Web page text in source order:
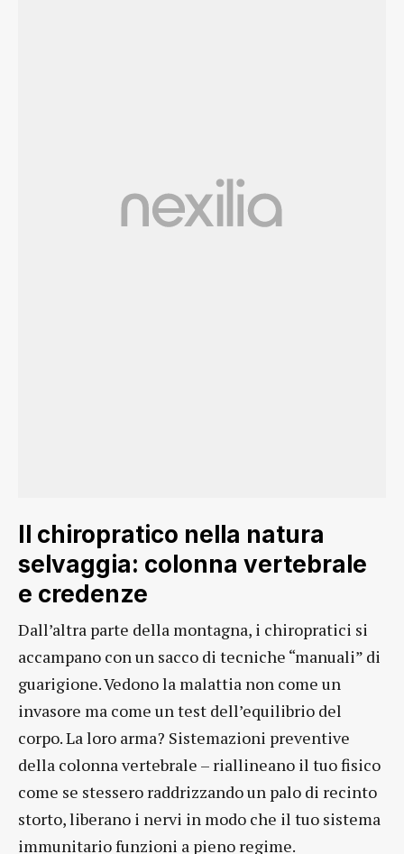
Il chiropratico nella natura
selvaggia: colonna vertebrale
e credenze
Dall’altra parte della montagna, i chiropratici si
accampano con un sacco di tecniche “manuali” di
guarigione. Vedono la malattia non come un
invasore ma come un test dell’equilibrio del
corpo. La loro arma? Sistemazioni preventive
della colonna vertebrale – riallineano il tuo fisico
come se stessero raddrizzando un palo di recinto
storto, liberano i nervi in modo che il tuo sistema
immunitario funzioni a pieno regime.